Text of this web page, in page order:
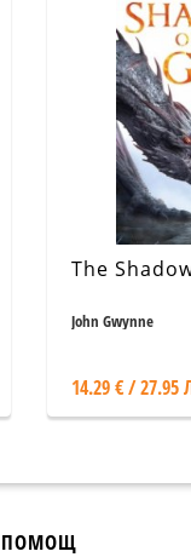
The
John Gwynne
14.29 € / 27.95
ПОМОЩ